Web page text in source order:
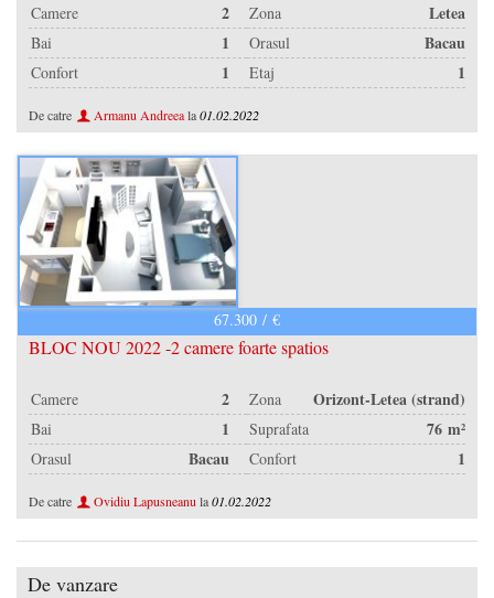
Camere 2 Zona Letea
Bai 1 Orasul Bacau
Confort 1 Etaj 1
De catre Armanu Andreeala01.02.2022
67.300 / €
BLOC NOU 2022 -2 camere foarte spatios
Camere 2 Zona Orizont-Letea (strand)
Bai 1 Suprafata 76 m²
Orasul Bacau Confort 1
De catre Ovidiu Lapusneanula01.02.2022
De vanzare